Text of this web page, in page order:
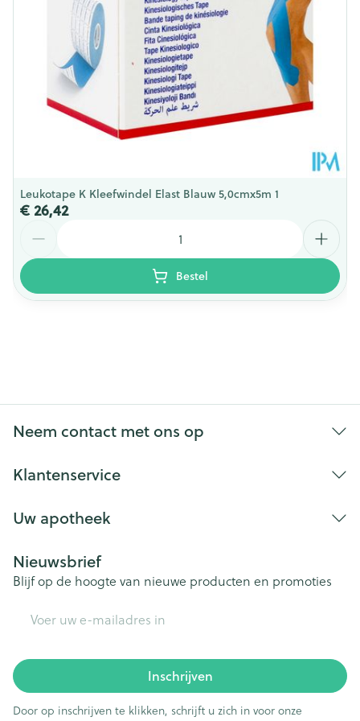
Leukotape K Kleefwindel Elast Blauw 5,0cmx5m 1
€ 26,42
Bestel
Neem contact met ons op
Klantenservice
Uw apotheek
Nieuwsbrief
Blijf op de hoogte van nieuwe producten en promoties
Inschrijven
Door op inschrijven te klikken, schrijft u zich in voor onze